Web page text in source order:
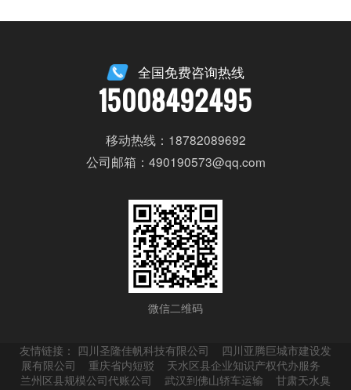
全国免费咨询热线
15008492495
移动热线：18782089692
公司邮箱：490190573@qq.com
微信二维码
友情链接： 四川圣隆佳帆科技有限公司
四川亚腾巨城市建设发
展有限公司
重庆省内短驳
天水区县企业知识产权代办服务
兰州区县规模公司代账公司
武汉到佛山轿车运输
甘肃天水臭